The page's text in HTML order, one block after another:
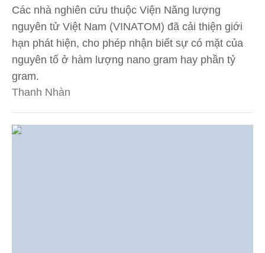
Các nhà nghiên cứu thuộc Viện Năng lượng
nguyên tử Việt Nam (VINATOM) đã cải thiện giới
hạn phát hiện, cho phép nhận biết sự có mặt của
nguyên tố ở hàm lượng nano gram hay phần tỷ
gram.
Thanh Nhàn